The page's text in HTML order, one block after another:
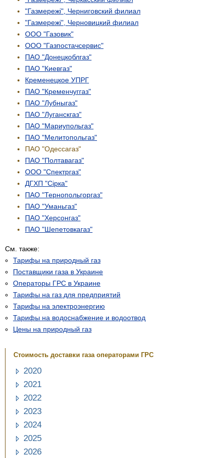
"Газмережі", Черниговский филиал
"Газмережі", Черновицкий филиал
ООО "Газовик"
ООО "Газпостачсервис"
ПАО "Донецкоблгаз"
ПАО "Киевгаз"
Кременецкое УПРГ
ПАО "Кременчуггаз"
ПАО "Лубныгаз"
ПАО "Луганскгаз"
ПАО "Мариупольгаз"
ПАО "Мелитопольгаз"
ПАО "Одессагаз"
ПАО "Полтавагаз"
ООО "Спектргаз"
ДГХП "Сірка"
ПАО "Тернопольгоргаз"
ПАО "Уманьгаз"
ПАО "Херсонгаз"
ПАО "Шепетовкагаз"
См. также:
Тарифы на природный газ
Поставщики газа в Украине
Операторы ГРС в Украине
Тарифы на газ для предприятий
Тарифы на электроэнергию
Тарифы на водоснабжение и водоотвод
Цены на природный газ
Стоимость доставки газа операторами ГРС
2020
2021
2022
2023
2024
2025
2026